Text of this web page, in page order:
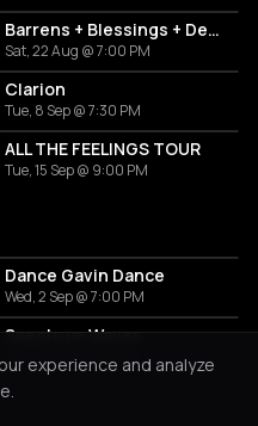
Barrens + Blessings + Dehors
Sat, 22 Aug @ 7:00 PM
Clarion
Tue, 8 Sep @ 7:30 PM
ALL THE FEELINGS TOUR
Tue, 15 Sep @ 9:00 PM
Dance Gavin Dance
Wed, 2 Sep @ 7:00 PM
Spectrum Waves
Sat, 5 Sep @ 11:59 PM
experience and analyze